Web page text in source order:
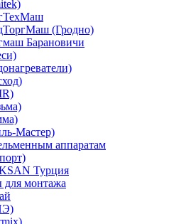
(Гродно)
Барановичи
Мастер)
аппаратам
Турция
монтажа